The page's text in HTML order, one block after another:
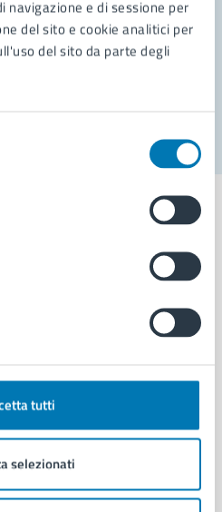
navigazione e di sessione per
del sito e cookie analitici per
del sito da parte degli
tutti
selezionati